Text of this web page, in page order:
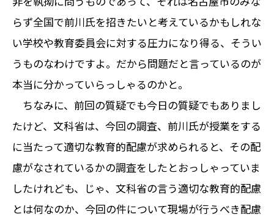
らず全国で前川氏を招きたいと考えているかもしれな
い学校や教育委員会に対する圧力になり得る、そうい
うものなわけですよ。だから問題だと言っているのが
本当に分かっていらっしゃるのかと。
ちなみに、前回の質疑でも今日の質疑でもありまし
たけど、文科省は、今回の調査、前川氏が授業をする
に当たって適切な教育的配慮が求められると、その配
慮がなされているかの調査をしたとおっしゃっていま
したけれども、じゃ、文科省の言う適切な教育的配慮
とは何なのか、今回の件について現場が行うべき配慮